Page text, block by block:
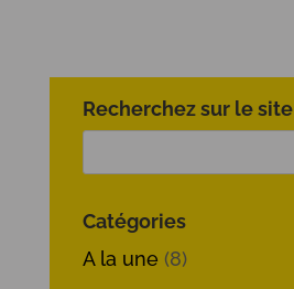
Recherchez sur le site
Catégories
A la une (8)